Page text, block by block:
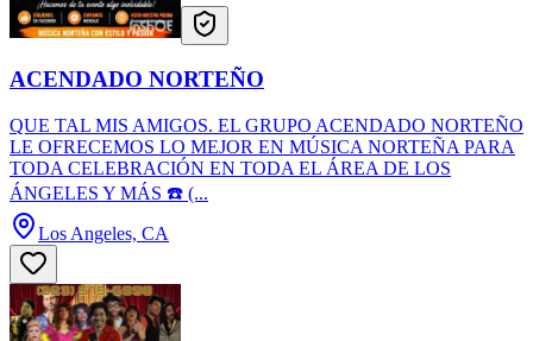
ACENDADO NORTEÑO
QUE TAL MIS AMIGOS. EL GRUPO ACENDADO NORTEÑO
LE OFRECEMOS LO MEJOR EN MÚSICA NORTEÑA PARA
TODA CELEBRACIÓN EN TODA EL ÁREA DE LOS
ÁNGELES Y MÁS ☎️ (...
Los Angeles, CA